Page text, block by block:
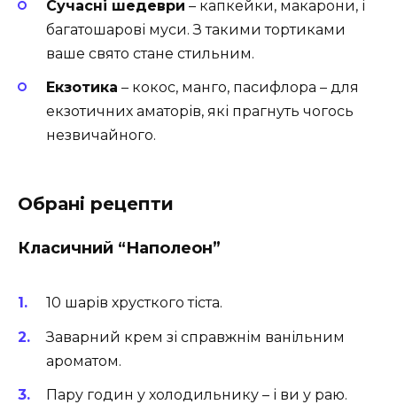
Сучасні шедеври – капкейки, макарони, і
багатошарові муси. З такими тортиками
ваше свято стане стильним.
Екзотика – кокос, манго, пасифлора – для
екзотичних аматорів, які прагнуть чогось
незвичайного.
Обрані рецепти
Класичний “Наполеон”
10 шарів хрусткого тіста.
Заварний крем зі справжнім ванільним
ароматом.
Пару годин у холодильнику – і ви у раю.